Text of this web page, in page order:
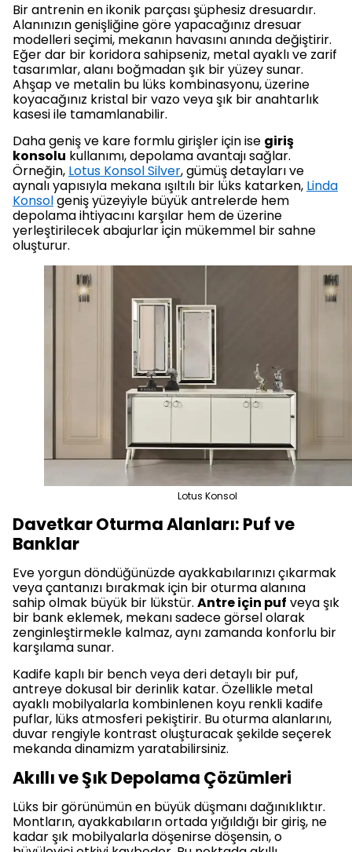
Bir antrenin en ikonik parçası şüphesiz dresuardır.
Alanınızın genişliğine göre yapacağınız dresuar
modelleri seçimi, mekanın havasını anında değiştirir.
Eğer dar bir koridora sahipseniz, metal ayaklı ve zarif
tasarımlar, alanı boğmadan şık bir yüzey sunar.
Ahşap ve metalin bu lüks kombinasyonu, üzerine
koyacağınız kristal bir vazo veya şık bir anahtarlık
kasesi ile tamamlanabilir.
Daha geniş ve kare formlu girişler için ise giriş
konsolu kullanımı, depolama avantajı sağlar.
Örneğin, Lotus Konsol Silver, gümüş detayları ve
aynalı yapısıyla mekana ışıltılı bir lüks katarken, Linda
Konsolgeniş yüzeyiyle büyük antrelerde hem
depolama ihtiyacını karşılar hem de üzerine
yerleştirilecek abajurlar için mükemmel bir sahne
oluşturur.
Lotus Konsol
Davetkar Oturma Alanları: Puf ve
Banklar
Eve yorgun döndüğünüzde ayakkabılarınızı çıkarmak
veya çantanızı bırakmak için bir oturma alanına
sahip olmak büyük bir lükstür. Antre için puf veya şık
bir bank eklemek, mekanı sadece görsel olarak
zenginleştirmekle kalmaz, aynı zamanda konforlu bir
karşılama sunar.
Kadife kaplı bir bench veya deri detaylı bir puf,
antreye dokusal bir derinlik katar. Özellikle metal
ayaklı mobilyalarla kombinlenen koyu renkli kadife
puflar, lüks atmosferi pekiştirir. Bu oturma alanlarını,
duvar rengiyle kontrast oluşturacak şekilde seçerek
mekanda dinamizm yaratabilirsiniz.
Akıllı ve Şık Depolama Çözümleri
Lüks bir görünümün en büyük düşmanı dağınıklıktır.
Montların, ayakkabıların ortada yığıldığı bir giriş, ne
kadar şık mobilyalarla döşenirse döşensin, o